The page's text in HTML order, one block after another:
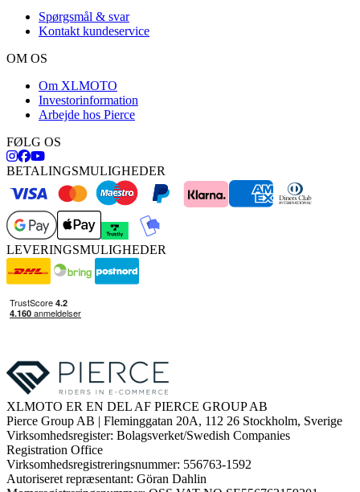
Spørgsmål & svar
Kontakt kundeservice
OM OS
Om XLMOTO
Investorinformation
Arbejde hos Pierce
FØLG OS
BETALINGSMULIGHEDER
LEVERINGSMULIGHEDER
XLMOTO ER EN DEL AF PIERCE GROUP AB
Pierce Group AB | Fleminggatan 20A, 112 26 Stockholm, Sverige
Virksomhedsregister: Bolagsverket/Swedish Companies
Registration Office
Virksomhedsregistreringsnummer: 556763-1592
Autoriseret repræsentant: Göran Dahlin